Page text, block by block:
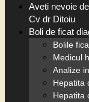
Aveti nevoie
Cv dr Ditoiu
Boli de ficat
Bolile
Medicul
Analize
Hepatita
Hepatita